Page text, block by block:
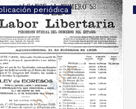
periódica